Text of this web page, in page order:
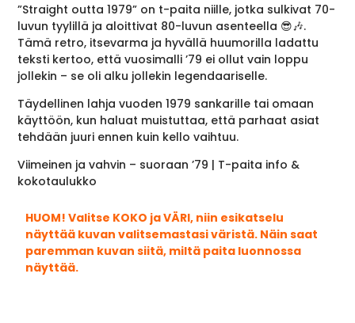
”Straight outta 1979” on t-paita niille, jotka sulkivat 70-
luvun tyylillä ja aloittivat 80-luvun asenteella 😎🎶.
Tämä retro, itsevarma ja hyvällä huumorilla ladattu
teksti kertoo, että vuosimalli ’79 ei ollut vain loppu
jollekin – se oli alku jollekin legendaariselle.
Täydellinen lahja vuoden 1979 sankarille tai omaan
käyttöön, kun haluat muistuttaa, että parhaat asiat
tehdään juuri ennen kuin kello vaihtuu.
Viimeinen ja vahvin – suoraan ’79 | T-paita info &
kokotaulukko
HUOM! Valitse KOKO ja VÄRI, niin esikatselu
näyttää kuvan valitsemastasi väristä. Näin saat
paremman kuvan siitä, miltä paita luonnossa
näyttää.